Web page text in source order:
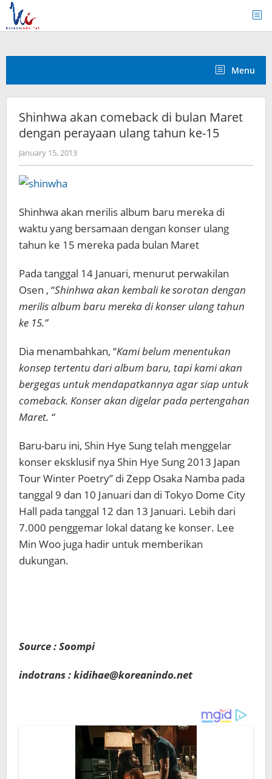
Skip
content
Menu
Shinhwa akan comeback di bulan Maret
dengan perayaan ulang tahun ke-15
January 15, 2013by
Koreanindo
Shinhwa akan merilis album baru mereka di
waktu yang bersamaan dengan konser ulang
tahun ke 15 mereka pada bulan Maret
Pada tanggal 14 Januari, menurut perwakilan
Osen , “Shinhwa akan kembali ke sorotan dengan
merilis album baru mereka di konser ulang tahun
ke 15.”
Dia menambahkan, “Kami belum menentukan
konsep tertentu dari album baru, tapi kami akan
bergegas untuk mendapatkannya agar siap untuk
comeback. Konser akan digelar pada pertengahan
Maret. “
Baru-baru ini, Shin Hye Sung telah menggelar
konser eksklusif nya Shin Hye Sung 2013 Japan
Tour Winter Poetry” di Zepp Osaka Namba pada
tanggal 9 dan 10 Januari dan di Tokyo Dome City
Hall pada tanggal 12 dan 13 Januari. Lebih dari
7.000 penggemar lokal datang ke konser. Lee
Min Woo juga hadir untuk memberikan
dukungan.
Source : Soompi
indotrans : kidihae@koreanindo.net